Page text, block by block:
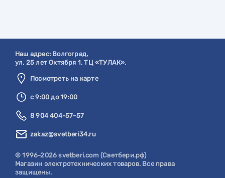
Наш адрес: Волгоград,
ул. 25 лет Октября 1, ТЦ «ТУЛАК».
Посмотреть на карте
с 9:00 до 19:00
8 904 404-57-57
zakaz@svetberi34.ru
© 1996-2026 svetberi.com (Светбери.рф)
Магазин электротехнических товаров. Все права
защищены.